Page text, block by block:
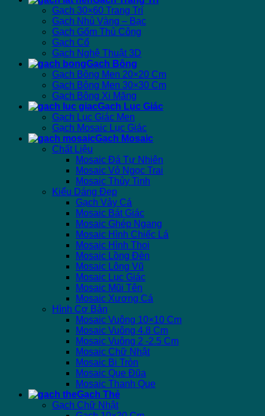
Gạch 30×60 Trang Trí
Gạch Nhủ Vàng – Bạc
Gạch Gốm Thủ Công
Gạch Cổ
Gạch Nghệ Thuật 3D
Gạch Bông
Gạch Bông Men 20×20 Cm
Gạch Bông Men 30×30 Cm
Gạch Bông Xi Măng
Gạch Lục Giác
Gạch Lục Giác Men
Gạch Mosaic Lục Giác
Gạch Mosaic
Chất Liệu
Mosaic Đá Tự Nhiên
Mosaic Vỏ Ngọc Trai
Mosaic Thủy Tinh
Kiểu Dáng Đẹp
Gạch Vảy Cá
Mosaic Bát Giác
Mosaic Ghép Ngang
Mosaic Hình Chiếc Lá
Mosaic Hình Thoi
Mosaic Lồng Đèn
Mosaic Lông Vũ
Mosaic Lục Giác
Mosaic Mũi Tên
Mosaic Xương Cá
Hình Cơ Bản
Mosaic Vuông 10×10 Cm
Mosaic Vuông 4.8 Cm
Mosaic Vuông 2 -2.5 Cm
Mosaic Chữ Nhật
Mosaic Bi Tròn
Mosaic Que Đũa
Mosaic Thanh Que
Gạch Thẻ
Gạch Chữ Nhật